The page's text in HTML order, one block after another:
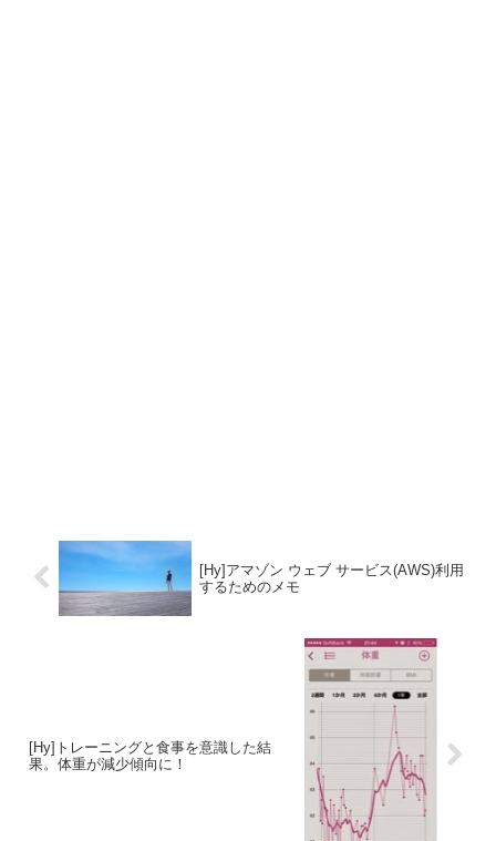
[Hy]アマゾン ウェブ サービス(AWS)利用
するためのメモ
[Hy]トレーニングと食事を意識した結
果。体重が減少傾向に！